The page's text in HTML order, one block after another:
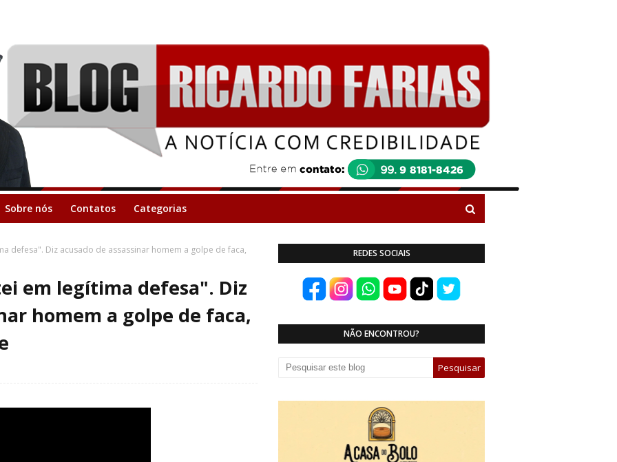
Sobre nós Contatos Categorias
defesa". Diz acusado de assassinar homem a golpe de faca,
em legítima defesa". Diz
homem a golpe de faca,
REDES SOCIAIS
NÃO ENCONTROU?